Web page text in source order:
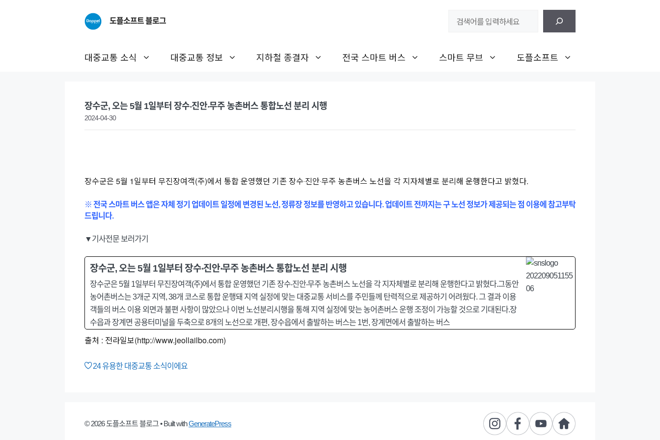
도플소프트 블로그
대중교통 소식 대중교통 정보 지하철 종결자 전국 스마트 버스 스마트 무브 도플소프트
장수군, 오는 5월 1일부터 장수‧진안‧무주 농촌버스 통합노선 분리 시행
2024-04-30
장수군은 5월 1일부터 무진장여객(주)에서 통합 운영했던 기존 장수‧진안‧무주 농촌버스 노선을 각 지자체별로 분리해 운행한다고 밝혔다.
※ 전국 스마트 버스 앱은 자체 정기 업데이트 일정에 변경된 노선, 정류장 정보를 반영하고 있습니다. 업데이트 전까지는 구 노선 정보가 제공되는 점 이용에 참고부탁
드립니다.
▼기사전문 보러가기
장수군, 오는 5월 1일부터 장수‧진안‧무주 농촌버스 통합노선 분리 시행
장수군은 5월 1일부터 무진장여객(주)에서 통합 운영했던 기존 장수‧진안‧무주 농촌버스 노선을 각 지자체별로 분리해 운행한다고 밝혔다.그동안
농어촌버스는 3개군 지역, 38개 코스로 통합 운행돼 지역 실정에 맞는 대중교통 서비스를 주민들께 탄력적으로 제공하기 어려웠다. 그 결과 이용
객들의 버스 이용 외면과 불편 사항이 많았으나 이번 노선분리시행을 통해 지역 실정에 맞는 농어촌버스 운행 조정이 가능할 것으로 기대된다.장
수읍과 장계면 공용터미널을 두축으로 8개의 노선으로 개편, 장수읍에서 출발하는 버스는 1번, 장계면에서 출발하는 버스
출처 : 전라일보(http://www.jeollailbo.com)
24유용한 대중교통 소식이에요
© 2026 도플소프트 블로그• Built withGeneratePress